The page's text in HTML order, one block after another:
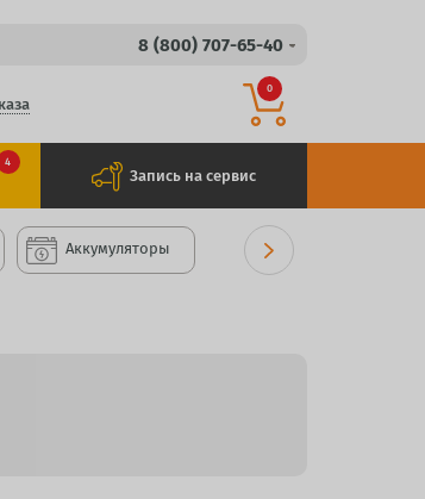
8 (800) 707-65-40
0
4
Запись на сервис
Аккумуляторы